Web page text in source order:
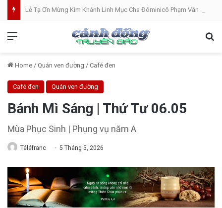
Lễ Tạ Ơn Mừng Kim Khánh Linh Mục Cha Đôminicô Phạm Văn Khâm tại Nhà Thờ Bắc Hòa Giáo Phận Mỹ Tho . 07.08.2026
Home / Quán ven đường / Café đen
Café đen Quán ven đường
Bánh Mì Sáng | Thứ Tư 06.05
Mùa Phục Sinh | Phụng vụ năm A
Téléfranc 5 Tháng 5, 2026